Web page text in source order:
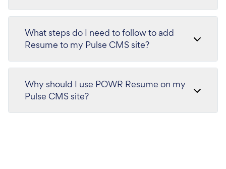
What steps do I need to follow to add
Resume to my Pulse CMS site?
Why should I use POWR Resume on my
Pulse CMS site?